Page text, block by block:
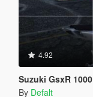
4.92
Suzuki GsxR 1000
By Defalt